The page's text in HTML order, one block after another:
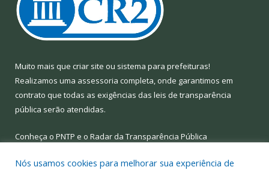
Muito mais que criar site ou sistema para prefeituras!
Realizamos uma assessoria completa, onde garantimos em
contrato que todas as exigências das leis de transparência
pública serão atendidas.
Conheça o PNTP e o Radar da Transparência Pública
Nós usamos cookies para melhorar sua experiência de